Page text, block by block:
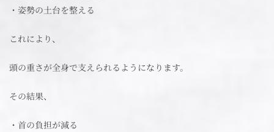
・姿勢の土台を整える
これにより、
頭の重さが全身で支えられるようになります。
その結果、
・首の負担が減る